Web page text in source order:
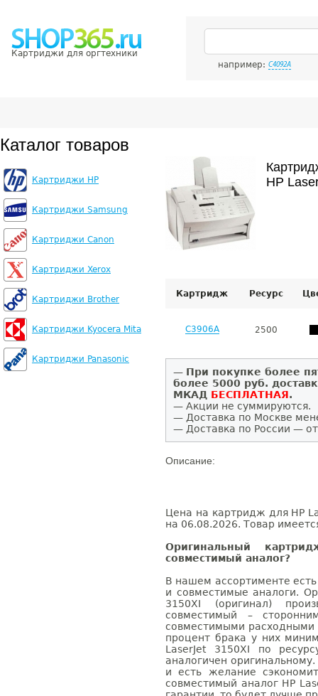
Картриджи для оргтехники
например: C4092A
Каталог товаров
Картриджи HP
Картриджи Samsung
Картриджи Canon
Картриджи Xerox
Картриджи Brother
Картриджи Kyocera Mita
Картриджи Panasonic
HP
Картридж Ресурс
C3906A 2500
— При покупке более
более 5000 руб.
МКАД БЕСПЛАТНАЯ.
— Акции не суммируются.
— Доставка по Москве
— Доставка по России —
Описание:
Цена на картридж для HP
на 06.08.2026. Товар
Оригинальный
совместимый аналог?
В нашем ассортименте
и совместимые аналоги.
3150XI (оригинал)
совместимый –
совместимыми расходными
процент брака у них
LaserJet 3150XI по
аналогичен
и есть желание
совместимый аналог HP